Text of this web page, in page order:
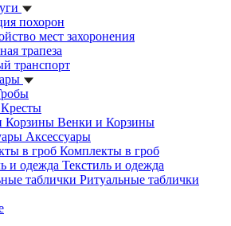
похорон
мест захоронения
трапеза
транспорт
Кресты
Венки и Корзины
Аксессуары
Комплекты в гроб
Текстиль и одежда
Ритуальные таблички